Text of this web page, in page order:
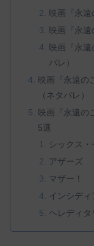
映画『永遠
映画『永遠
映画『永
バレ）
映画『永遠の
（ネタバレ）
映画『永遠の
5選
シックス・
アザーズ
マザー！
インシディ
ヘレディタ